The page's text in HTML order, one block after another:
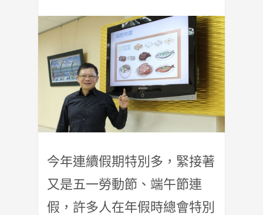
今年連續假期特別多，緊接著
又是五一勞動節、端午節連
假，許多人在年假時總會特別